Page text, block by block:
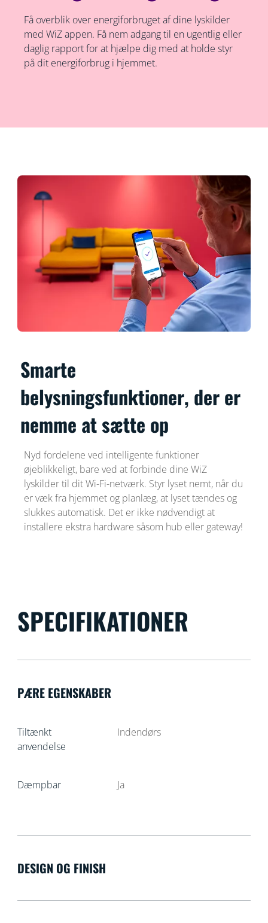
Få overblik over energiforbruget af dine lyskilder
med WiZ appen. Få nem adgang til en ugentlig eller
daglig rapport for at hjælpe dig med at holde styr
på dit energiforbrug i hjemmet.
Smarte
belysningsfunktioner, der er
nemme at sætte op
Nyd fordelene ved intelligente funktioner
øjeblikkeligt, bare ved at forbinde dine WiZ
lyskilder til dit Wi-Fi-netværk. Styr lyset nemt, når du
er væk fra hjemmet og planlæg, at lyset tændes og
slukkes automatisk. Det er ikke nødvendigt at
installere ekstra hardware såsom hub eller gateway!
SPECIFIKATIONER
PÆRE EGENSKABER
Tiltænkt
anvendelse
Indendørs
Dæmpbar Ja
DESIGN OG FINISH